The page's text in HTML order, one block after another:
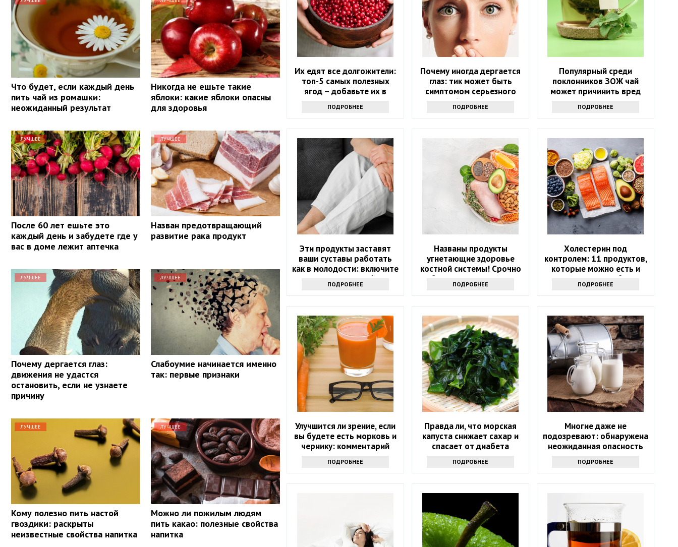
Что будет, если каждый день
пить чай из ромашки:
неожиданный результат
Никогда не ешьте такие
яблоки: какие яблоки опасны
для здоровья
ЛУЧШЕЕ
После 60 лет ешьте это
каждый день и забудете где у
вас в доме лежит аптечка
ЛУЧШЕЕ
Назван предотвращающий
развитие рака продукт
ЛУЧШЕЕ
Почему дергается глаз:
движения не удастся
остановить, если не узнаете
причину
ЛУЧШЕЕ
Слабоумие начинается именно
так: первые признаки
ЛУЧШЕЕ
Кому полезно пить настой
гвоздики: раскрыты
неизвестные свойства напитка
ЛУЧШЕЕ
Можно ли пожилым людям
пить какао: полезные свойства
напитка
Их едят все долгожители:
топ-5 самых полезных
ягод – добавьте их в
ПОДРОБНЕЕ
Почему иногда дергается
глаз: тик может быть
симптомом серьезного
заболевания
ПОДРОБНЕЕ
Популярный среди
поклонников ЗОЖ чай
может причинить вред
ПОДРОБНЕЕ
Эти продукты заставят
ваши суставы работать
как в молодости: включите
их в рацион после 60 лет
ПОДРОБНЕЕ
Названы продукты
угнетающие здоровье
костной системы! Срочно
уберите их из рациона
ПОДРОБНЕЕ
Холестерин под
контролем: 11 продуктов,
которые можно есть и
которых стоит избегать
ПОДРОБНЕЕ
Улучшится ли зрение, если
вы будете есть морковь и
чернику: комментарий
ПОДРОБНЕЕ
Правда ли, что морская
капуста снижает сахар и
спасает от диабета
ПОДРОБНЕЕ
Многие даже не
подозревают: обнаружена
неожиданная опасность
ПОДРОБНЕЕ